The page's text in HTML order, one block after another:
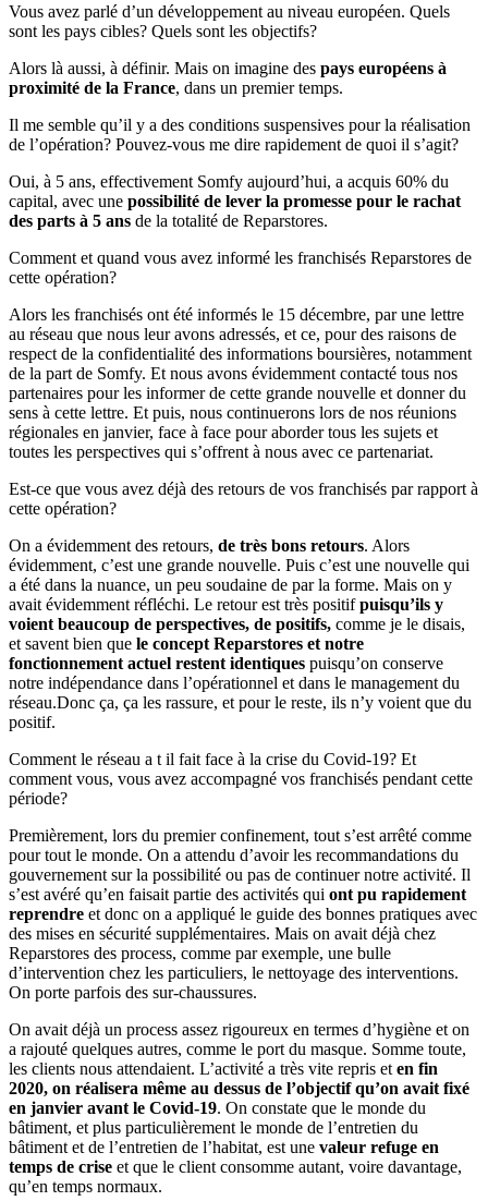
Vous avez parlé d’un développement au niveau européen. Quels
sont les pays cibles? Quels sont les objectifs?
Alors là aussi, à définir. Mais on imagine des pays européens à
proximité de la France, dans un premier temps.
Il me semble qu’il y a des conditions suspensives pour la réalisation
de l’opération? Pouvez-vous me dire rapidement de quoi il s’agit?
Oui, à 5 ans, effectivement Somfy aujourd’hui, a acquis 60% du
capital, avec une possibilité de lever la promesse pour le rachat
des parts à 5 ans de la totalité de Reparstores.
Comment et quand vous avez informé les franchisés Reparstores de
cette opération?
Alors les franchisés ont été informés le 15 décembre, par une lettre
au réseau que nous leur avons adressés, et ce, pour des raisons de
respect de la confidentialité des informations boursières, notamment
de la part de Somfy. Et nous avons évidemment contacté tous nos
partenaires pour les informer de cette grande nouvelle et donner du
sens à cette lettre. Et puis, nous continuerons lors de nos réunions
régionales en janvier, face à face pour aborder tous les sujets et
toutes les perspectives qui s’offrent à nous avec ce partenariat.
Est-ce que vous avez déjà des retours de vos franchisés par rapport à
cette opération?
On a évidemment des retours, de très bons retours. Alors
évidemment, c’est une grande nouvelle. Puis c’est une nouvelle qui
a été dans la nuance, un peu soudaine de par la forme. Mais on y
avait évidemment réfléchi. Le retour est très positifpuisqu’ils y
voient beaucoup de perspectives, de positifs, comme je le disais,
et savent bien que le concept Reparstores et notre
fonctionnement actuel restent identiques puisqu’on conserve
notre indépendance dans l’opérationnel et dans le management du
réseau.Donc ça, ça les rassure, et pour le reste, ils n’y voient que du
positif.
Comment le réseau a t il fait face à la crise du Covid-19? Et
comment vous, vous avez accompagné vos franchisés pendant cette
période?
Premièrement, lors du premier confinement, tout s’est arrêté comme
pour tout le monde. On a attendu d’avoir les recommandations du
gouvernement sur la possibilité ou pas de continuer notre activité. Il
s’est avéré qu’en faisait partie des activités qui ont pu rapidement
reprendre et donc on a appliqué le guide des bonnes pratiques avec
des mises en sécurité supplémentaires. Mais on avait déjà chez
Reparstores des process, comme par exemple, une bulle
d’intervention chez les particuliers, le nettoyage des interventions.
On porte parfois des sur-chaussures.
On avait déjà un process assez rigoureux en termes d’hygiène et on
a rajouté quelques autres, comme le port du masque. Somme toute,
les clients nous attendaient. L’activité a très vite repris et en fin
2020, on réalisera même au dessus de l’objectif qu’on avait fixé
en janvier avant le Covid-19. On constate que le monde du
bâtiment, et plus particulièrement le monde de l’entretien du
bâtiment et de l’entretien de l’habitat, est une valeur refuge en
temps de crise et que le client consomme autant, voire davantage,
qu’en temps normaux.